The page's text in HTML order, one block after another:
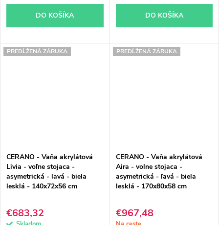
DO KOŠÍKA DO KOŠÍKA
PREDĹŽENÁ ZÁRUKA
CERANO - Vaňa akrylátová
Livia - voľne stojaca -
asymetrická - ľavá - biela
lesklá - 140x72x56 cm
€683,32
PREDĹŽENÁ ZÁRUKA
CERANO - Vaňa akrylátová
Aira - voľne stojaca -
asymetrická - ľavá - biela
lesklá - 170x80x58 cm
€967,48